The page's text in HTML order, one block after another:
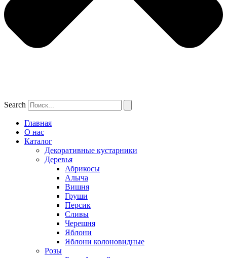
Search
Главная
О нас
Каталог
Декоративные кустарники
Деревья
Абрикосы
Алыча
Вишня
Груши
Персик
Сливы
Черешня
Яблони
Яблони колоновидные
Розы